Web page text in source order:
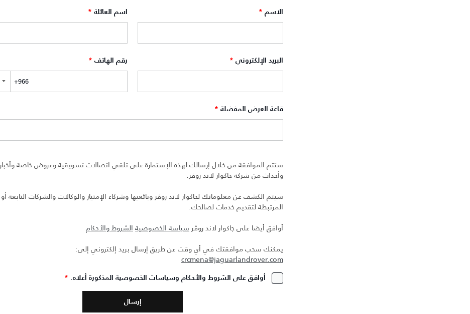
الاسم * اسم العائلة *
البريد الإلكتروني * رقم الهاتف *
▼
قاعة العرض المفضلة *
ستتم الموافقة من خلال إرسالك لهذه الإستمارة على تلقي اتصالات تسويقية وعروض خاصة وأخبار
وأحداث من شركة جاكوار لاند روڤر.
سيتم الكشف عن معلوماتك لجاكوار لاند روڤر وبائعيها وشركاء الإمتياز والوكالات والشركات التابعة أو
المرتبطة لتقديم خدمات لصالحك.
أوافق أيضا على جاكوار لاند روڤر سياسة الخصوصية الشروط والأحكام
يمكنك سحب موافقتك في أي وقت عن طريق إرسال بريد إلكتروني إلى:
crcmena@jaguarlandrover.com
أوافق على الشروط والأحكام وسياسات الخصوصية المذكورة أعلاه. *